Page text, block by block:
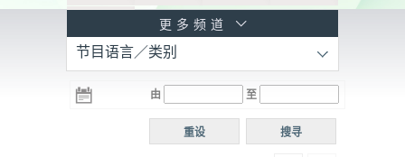
R3
电台 电台
R5
电台
普通
更多频道
节目语言／类别
由 至
搜寻
重设